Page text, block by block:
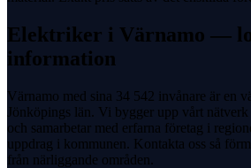
Elektriker i Värnamo —
information
Värnamo med sina 34 542 invånare är en
Jönköpings län. Vi bygger upp vårt
och samarbetar med erfarna företag i
uppdrag i kommunen. Kontakta oss så
från närliggande områden.